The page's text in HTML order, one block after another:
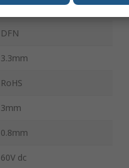
10
DFN
3.3mm
RoHS
3mm
0.8mm
60V dc